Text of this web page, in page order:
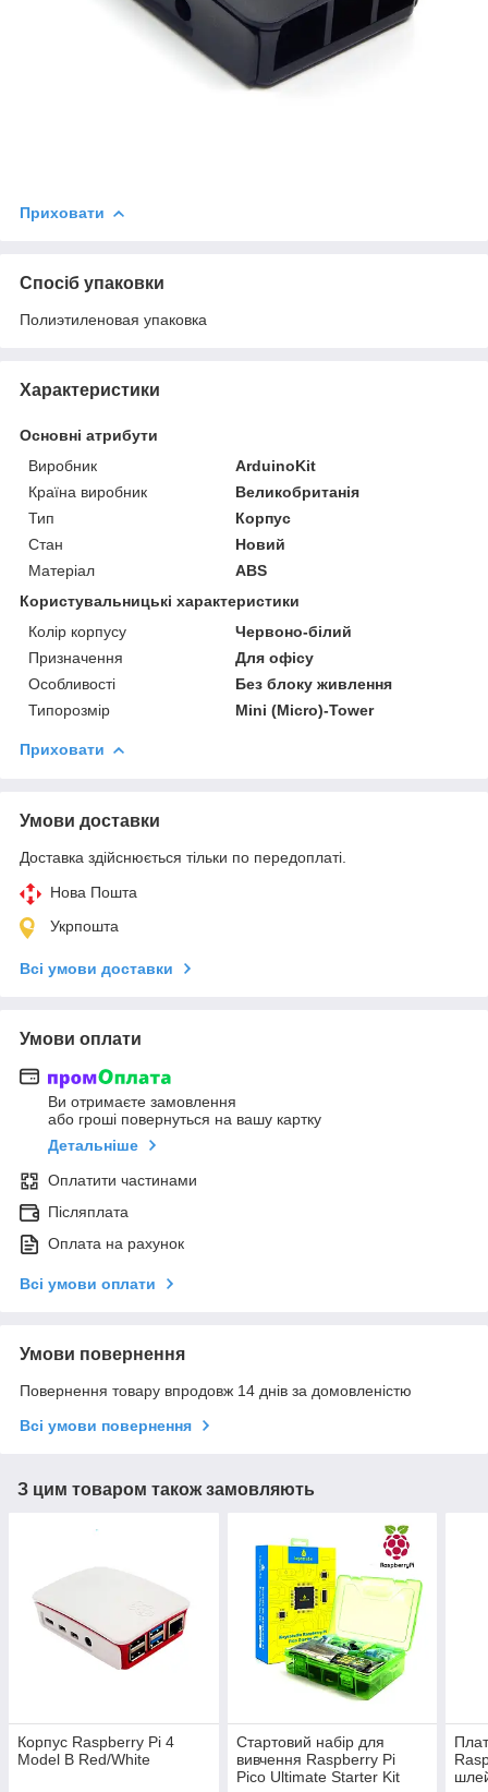
Приховати
Спосіб упаковки
Полиэтиленовая упаковка
Характеристики
Основні атрибути
Виробник
ArduinoKit
Країна виробник
Великобританія
Тип
Корпус
Стан
Новий
Матеріал
ABS
Користувальницькі характеристики
Колір корпусу
Червоно-білий
Призначення
Для офісу
Особливості
Без блоку живлення
Типорозмір
Mini (Micro)-Tower
Приховати
Умови доставки
Доставка здійснюється тільки по передоплаті.
Нова Пошта
Укрпошта
Всі умови доставки
Умови оплати
Ви отримаєте замовлення
або гроші повернуться на вашу картку
Детальніше
Оплатити частинами
Післяплата
Оплата на рахунок
Всі умови оплати
Умови повернення
Повернення товару впродовж 14 днів за домовленістю
Всі умови повернення
З цим товаром також замовляють
Корпус Raspberry Pi 4
Model B Red/White
Стартовий набір для
вивчення Raspberry Pi
Pico Ultimate Starter Kit